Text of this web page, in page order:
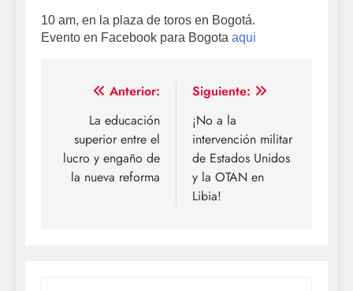
10 am, en la plaza de toros en Bogotá.
Evento en Facebook para Bogota aqui
Navegación
entradas
Anterior:
La educación
superior entre el
lucro y engaño de
la nueva reforma
Siguiente:
¡No a la
intervención militar
de Estados Unidos
y la OTAN en
Libia!